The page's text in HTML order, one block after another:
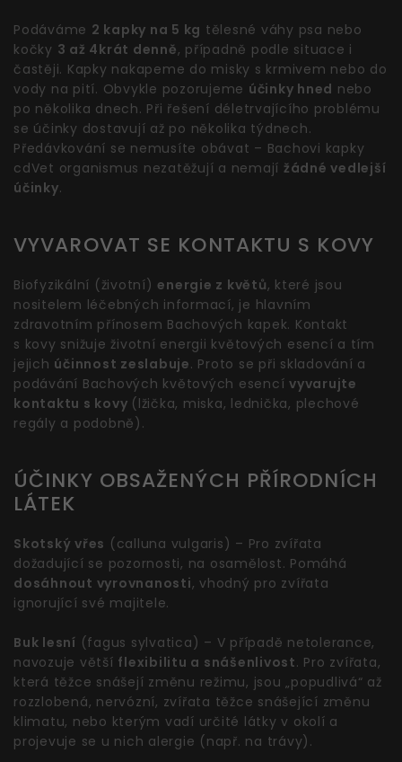
Podáváme 2 kapky na 5 kg tělesné váhy psa nebo
kočky 3 až 4krát denně, případně podle situace i
častěji. Kapky nakapeme do misky s krmivem nebo do
vody na pití. Obvykle pozorujeme účinky hned nebo
po několika dnech. Při řešení déletrvajícího problému
se účinky dostavují až po několika týdnech.
Předávkování se nemusíte obávat – Bachovi kapky
cdVet organismus nezatěžují a nemají žádné vedlejší
účinky.
VYVAROVAT SE KONTAKTU S KOVY
Biofyzikální (životní) energie z květů, které jsou
nositelem léčebných informací, je hlavním
zdravotním přínosem Bachových kapek. Kontakt
s kovy snižuje životní energii květových esencí a tím
jejich účinnost zeslabuje. Proto se při skladování a
podávání Bachových květových esencí vyvarujte
kontaktu s kovy (lžička, miska, lednička, plechové
regály a podobně).
ÚČINKY OBSAŽENÝCH PŘÍRODNÍCH
LÁTEK
Skotský vřes (calluna vulgaris) – Pro zvířata
dožadující se pozornosti, na osamělost. Pomáhá
dosáhnout vyrovnanosti, vhodný pro zvířata
ignorující své majitele.
Buk lesní (fagus sylvatica) – V případě netolerance,
navozuje větší flexibilitu a snášenlivost. Pro zvířata,
která těžce snášejí změnu režimu, jsou „popudlivá“ až
rozzlobená, nervózní, zvířata těžce snášející změnu
klimatu, nebo kterým vadí určité látky v okolí a
projevuje se u nich alergie (např. na trávy).